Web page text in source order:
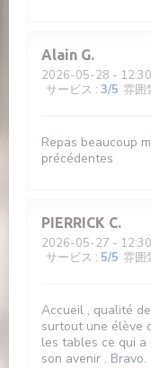
Alain G
2026-05-28 -
サービス : 3/5 雰囲
Repas beaucoup
précédentes
PIERRICK C
2026-05-27 -
サービス : 5/5 雰囲
Accueil , qualité
surtout une élève
les tables ce qui
son avenir . Bravo.